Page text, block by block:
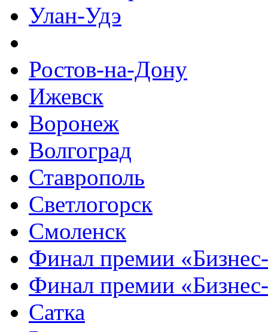
Улан-Удэ
Ростов-на-Дону
Ижевск
Воронеж
Волгоград
Ставрополь
Светлогорск
Смоленск
Финал премии
Финал премии
Сатка